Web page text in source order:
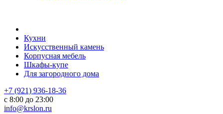
Кухни
Искусственный камень
Корпусная мебель
Шкафы-купе
Для загородного дома
+7 (921) 936-18-36
с 8:00 до 23:00
info@krslon.ru